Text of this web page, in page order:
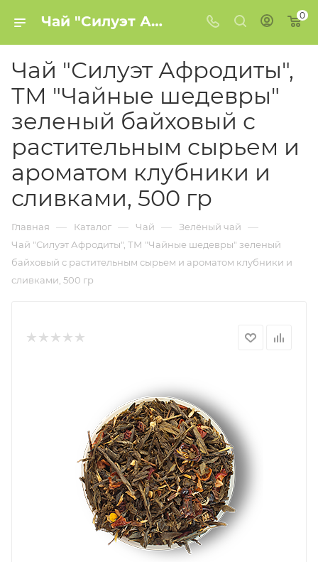
Чай "Силуэт Афродиты", ТМ "Чайные шедевры" зеленый байховый с растительным сырьем и ароматом клубники и сливками, 500 гр купить в Минске 0
Чай "Силуэт Афродиты",
ТМ "Чайные шедевры"
зеленый байховый с
растительным сырьем и
ароматом клубники и
сливками, 500 гр
Главная — Каталог — Чай — Зелёный чай —
Чай "Силуэт Афродиты", ТМ "Чайные шедевры" зеленый
байховый с растительным сырьем и ароматом клубники и
сливками, 500 гр